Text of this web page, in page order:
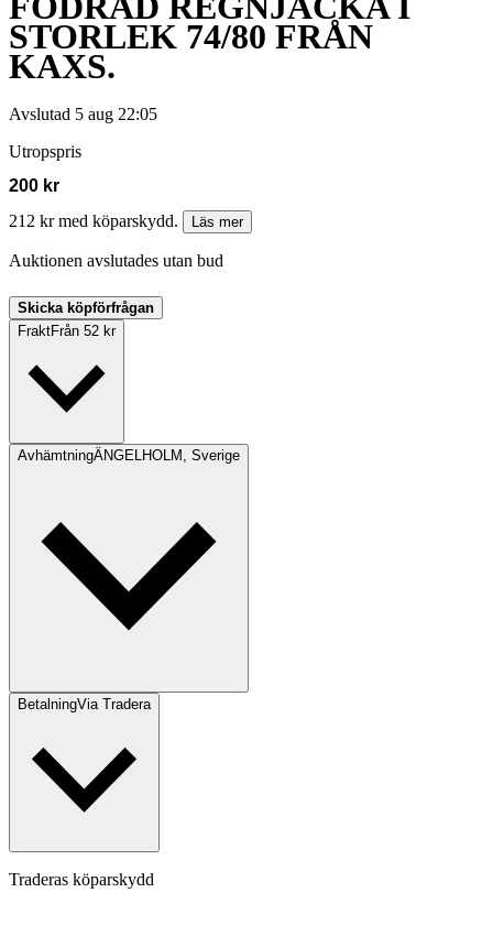
STORLEK 74/80 FRÅN
KAXS.
Avslutad 5 aug 22:05
Utropspris
200 kr
212 kr med köparskydd.
Läs mer
Auktionen avslutades utan bud
Skicka köpförfrågan
FraktFrån 52 kr
AvhämtningÄNGELHOLM, Sverige
BetalningVia Tradera
Traderas köparskydd